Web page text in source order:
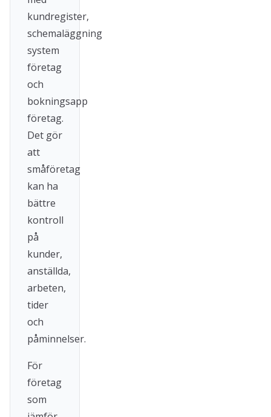
kundregister,
schemaläggning
system
företag
och
bokningsapp
företag.
Det gör
att
småföretag
kan ha
bättre
kontroll
på
kunder,
anställda,
arbeten,
tider
och
påminnelser.
För
företag
som